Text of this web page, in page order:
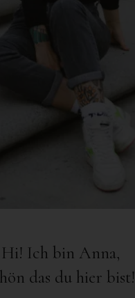
Hi! Ich bin Anna,
das du hier bist!